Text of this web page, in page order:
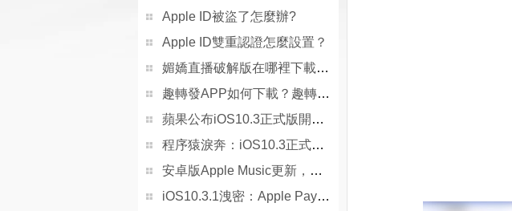
Apple ID被盜了怎麼辦?
Apple ID雙重認證怎麼設置？
媚嬌直播破解版在哪裡下載？媚嬌直播APP官網下載地址[圖]
趣轉發APP如何下載？趣轉發官方下載地址介紹[多圖]
蘋果公布iOS10.3正式版開發者回復應用評論細節：可在App內評分
程序猿淚奔：iOS10.3正式版終於支持開發者回復App Store評論（附教程）
安卓版Apple Music更新，換上iOS10風格
iOS10.3.1洩密：Apple Pay或將支持綁定國內公交卡